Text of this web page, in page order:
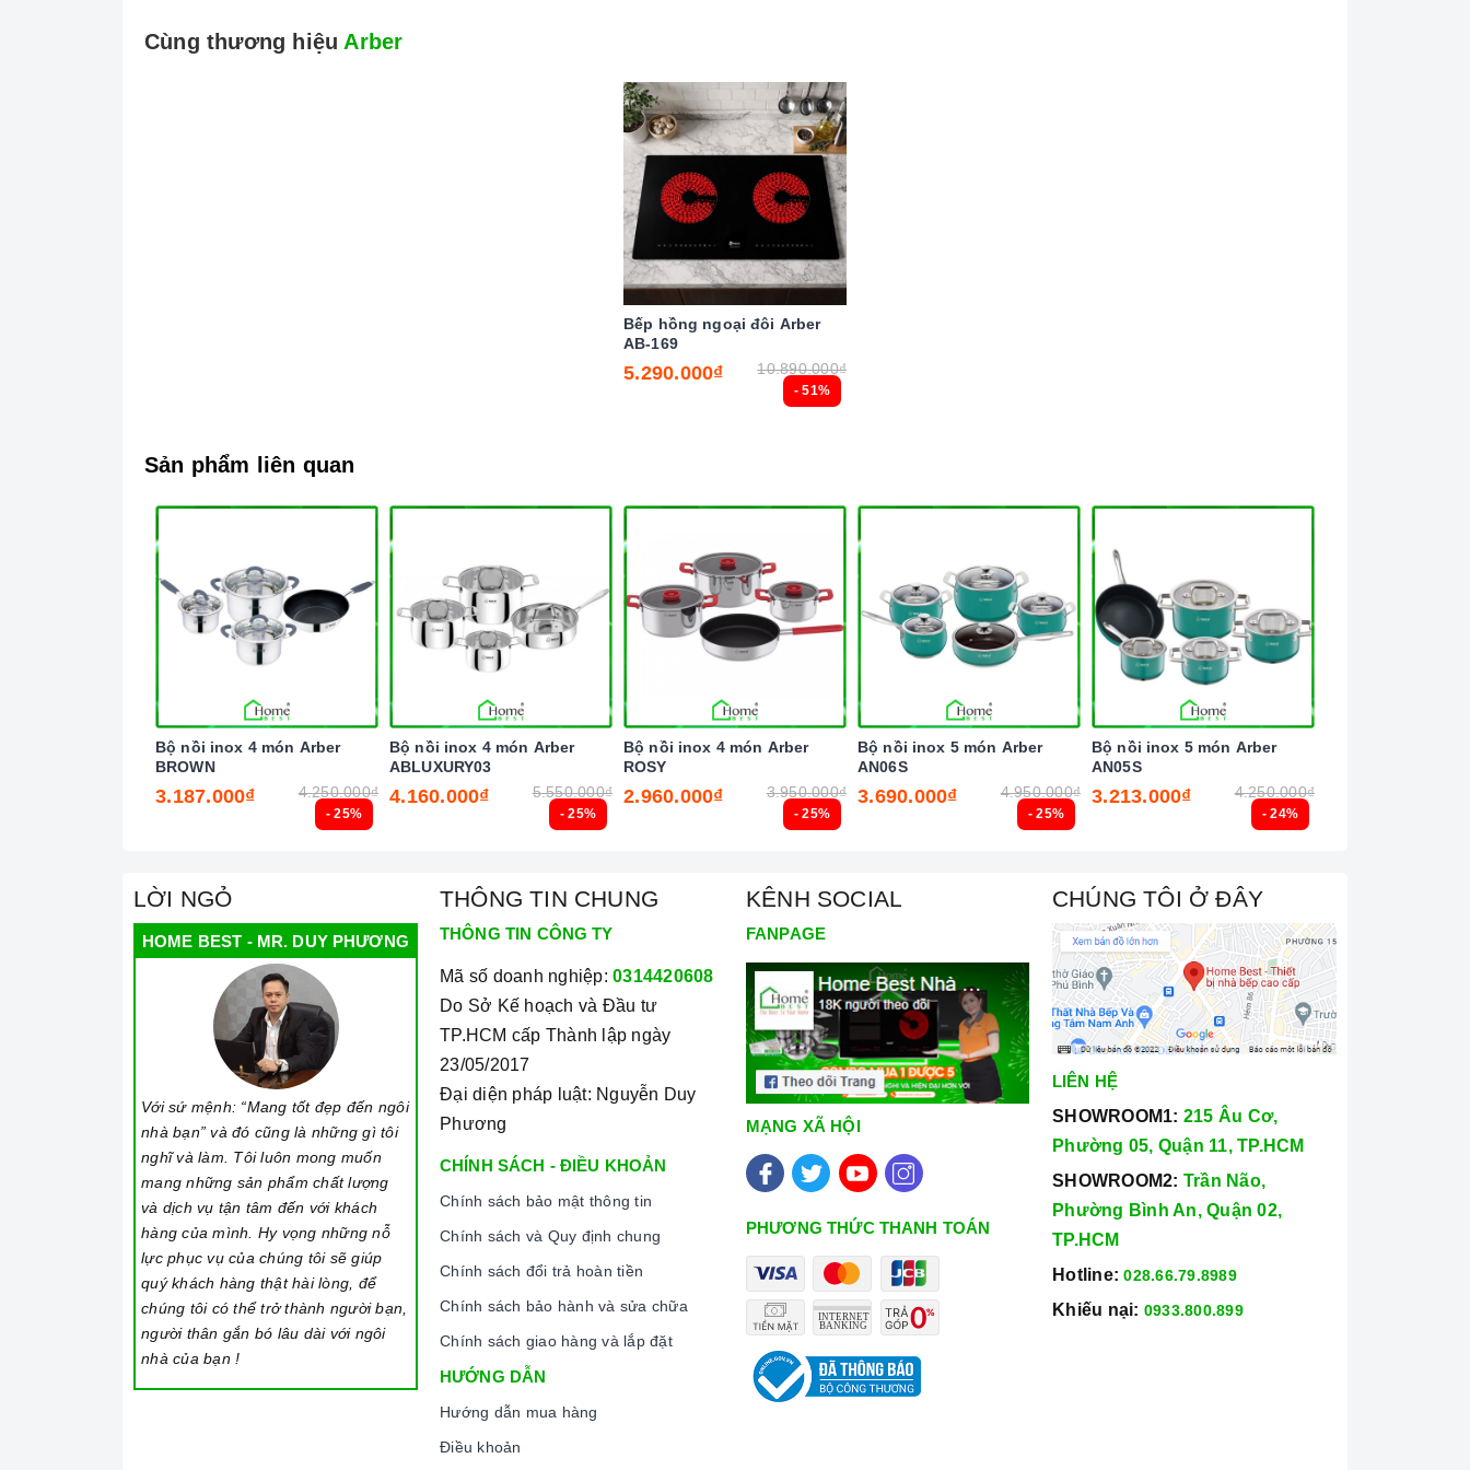
Cùng thương hiệu Arber
- 51%
Bếp hồng ngoại đôi Arber
AB-169
5.290.000₫ 10.890.000₫
Sản phẩm liên quan
- 25%
Bộ nồi inox 4 món Arber
BROWN
3.187.000₫ 4.250.000₫
- 25%
Bộ nồi inox 4 món Arber
ABLUXURY03
4.160.000₫ 5.550.000₫
- 25%
Bộ nồi inox 4 món Arber
ROSY
2.960.000₫ 3.950.000₫
- 25%
Bộ nồi inox 5 món Arber
AN06S
3.690.000₫ 4.950.000₫
- 24%
Bộ nồi inox 5 món Arber
AN05S
3.213.000₫ 4.250.000₫
LỜI NGỎ
HOME BEST - MR. DUY PHƯƠNG
Với sứ mệnh: “Mang tốt đẹp đến ngôi
nhà bạn” và đó cũng là những gì tôi
nghĩ và làm. Tôi luôn mong muốn
mang những sản phẩm chất lượng
và dịch vụ tận tâm đến với khách
hàng của mình. Hy vọng những nỗ
lực phục vụ của chúng tôi sẽ giúp
quý khách hàng thật hài lòng, để
chúng tôi có thể trở thành người bạn,
người thân gắn bó lâu dài với ngôi
nhà của bạn !
THÔNG TIN CHUNG
THÔNG TIN CÔNG TY
Mã số doanh nghiệp: 0314420608
Do Sở Kế hoạch và Đầu tư
TP.HCM cấp Thành lập ngày
23/05/2017
Đại diện pháp luật: Nguyễn Duy
Phương
CHÍNH SÁCH - ĐIỀU KHOẢN
Chính sách bảo mật thông tin
Chính sách và Quy định chung
Chính sách đổi trả hoàn tiền
Chính sách bảo hành và sửa chữa
Chính sách giao hàng và lắp đặt
HƯỚNG DẪN
Hướng dẫn mua hàng
Điều khoản
KÊNH SOCIAL
FANPAGE
MẠNG XÃ HỘI
PHƯƠNG THỨC THANH TOÁN
CHÚNG TÔI Ở ĐÂY
LIÊN HỆ
SHOWROOM1: 215 Âu Cơ,
Phường 05, Quận 11, TP.HCM
SHOWROOM2: Trần Não,
Phường Bình An, Quận 02,
TP.HCM
Hotline: 028.66.79.8989
Khiếu nại: 0933.800.899